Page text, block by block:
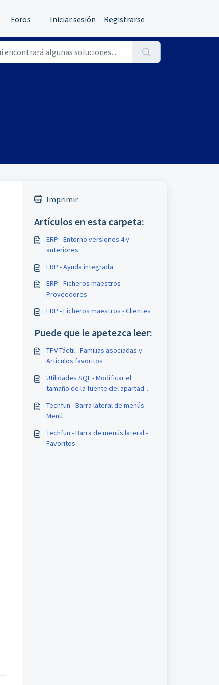
Foros Iniciar sesión Registrarse
Imprimir
Artículos en esta carpeta:
ERP - Entorno versiones 4 y
anteriores
ERP - Ayuda integrada
ERP - Ficheros maestros -
Proveedores
ERP - Ficheros maestros - Clientes
Puede que le apetezca leer:
TPV Táctil - Familias asociadas y
Artículos favoritos
Utilidades SQL - Modificar el
tamaño de la fuente del apartado
Techfun - Barra lateral de menús -
Menú
Techfun - Barra de menús lateral -
Favoritos